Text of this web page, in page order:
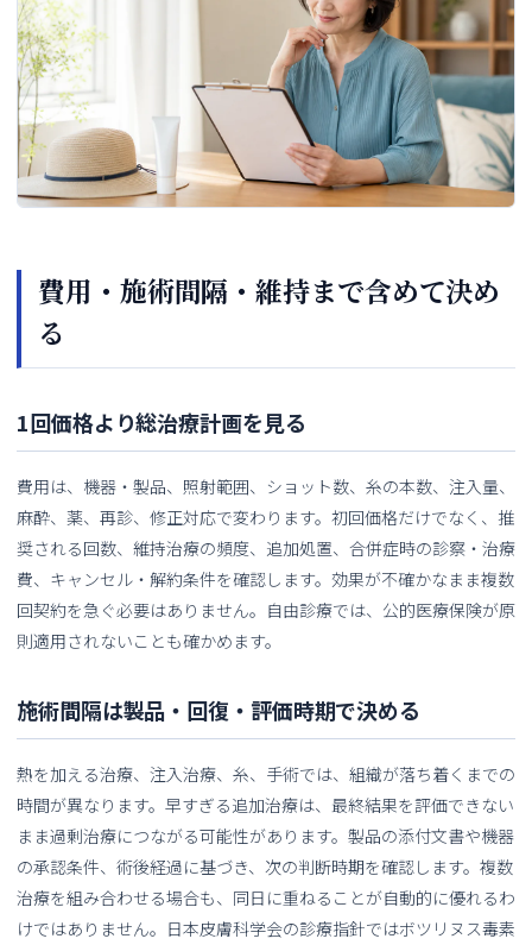
費用・施術間隔・維持まで含めて決め
る
1回価格より総治療計画を見る
費用は、機器・製品、照射範囲、ショット数、糸の本数、注入量、
麻酔、薬、再診、修正対応で変わります。初回価格だけでなく、推
奨される回数、維持治療の頻度、追加処置、合併症時の診察・治療
費、キャンセル・解約条件を確認します。効果が不確かなまま複数
回契約を急ぐ必要はありません。自由診療では、公的医療保険が原
則適用されないことも確かめます。
施術間隔は製品・回復・評価時期で決める
熱を加える治療、注入治療、糸、手術では、組織が落ち着くまでの
時間が異なります。早すぎる追加治療は、最終結果を評価できない
まま過剰治療につながる可能性があります。製品の添付文書や機器
の承認条件、術後経過に基づき、次の判断時期を確認します。複数
治療を組み合わせる場合も、同日に重ねることが自動的に優れるわ
けではありません。日本皮膚科学会の診療指針ではボツリヌス毒素